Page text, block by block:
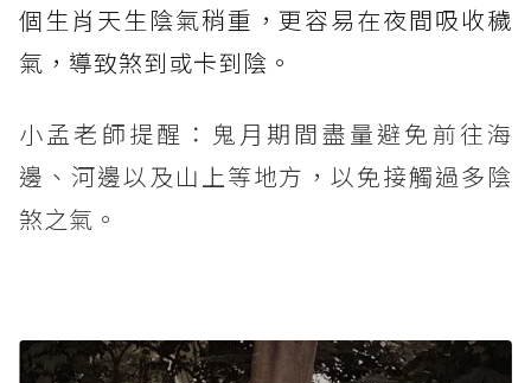
個生肖天生陰氣稍重，更容易在夜間吸收穢
氣，導致煞到或卡到陰。
小孟老師提醒：鬼月期間盡量避免前往海
邊、河邊以及山上等地方，以免接觸過多陰
煞之氣。